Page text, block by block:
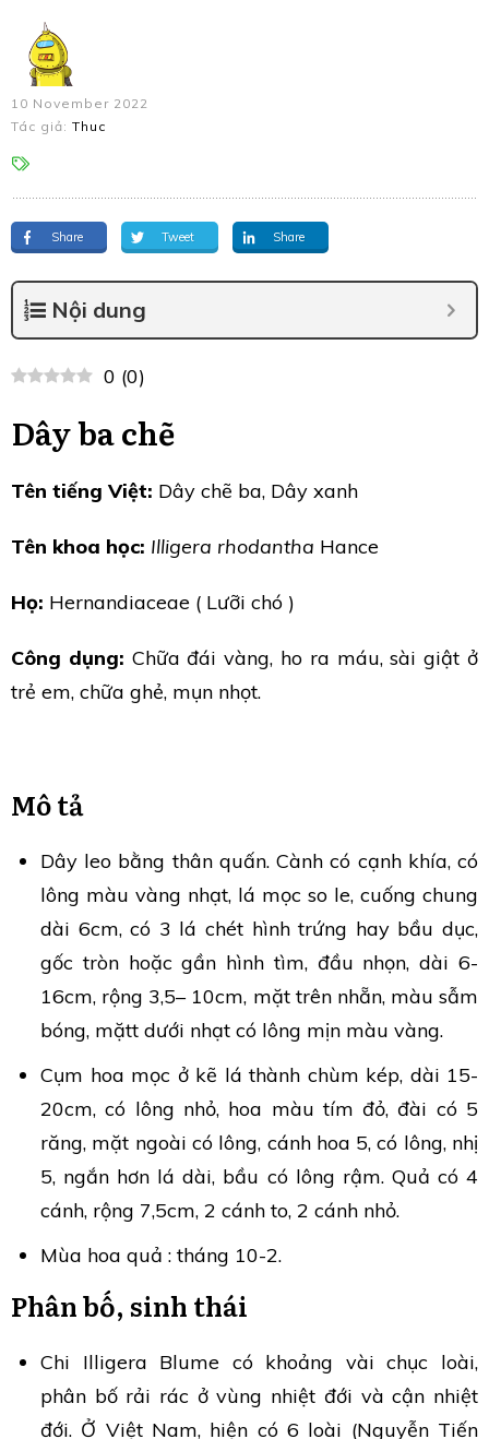
10 November 2022
Tác giả: Thuc
Share Tweet Share
Nội dung
0 (0)
Dây ba chẽ
Tên tiếng Việt: Dây chẽ ba, Dây xanh
Tên khoa học: Illigera rhodantha Hance
Họ: Hernandiaceae ( Lưỡi chó )
Công dụng: Chữa đái vàng, ho ra máu, sài giật ở
trẻ em, chữa ghẻ, mụn nhọt.
Mô tả
Dây leo bằng thân quấn. Cành có cạnh khía, có
lông màu vàng nhạt, lá mọc so le, cuống chung
dài 6cm, có 3 lá chét hình trứng hay bầu dục,
gốc tròn hoặc gần hình tìm, đầu nhọn, dài 6-
16cm, rộng 3,5– 10cm, mặt trên nhẵn, màu sẫm
bóng, mặtt dưới nhạt có lông mịn màu vàng.
Cụm hoa mọc ở kẽ lá thành chùm kép, dài 15-
20cm, có lông nhỏ, hoa màu tím đỏ, đài có 5
răng, mặt ngoài có lông, cánh hoa 5, có lông, nhị
5, ngắn hơn lá dài, bầu có lông rậm. Quả có 4
cánh, rộng 7,5cm, 2 cánh to, 2 cánh nhỏ.
Mùa hoa quả : tháng 10-2.
Phân bố, sinh thái
Chi Illigera Blume có khoảng vài chục loài,
phân bố rải rác ở vùng nhiệt đới và cận nhiệt
đới. Ở Việt Nam, hiện có 6 loài (Nguyễn Tiến